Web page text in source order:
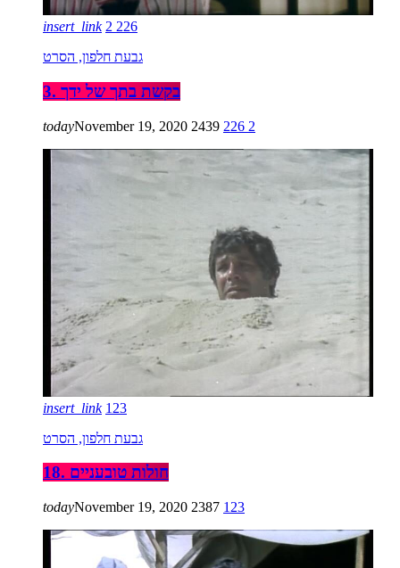
insert_link 2 226
גבעת חלפון, הסרט
3. בקשת בתך של ידך
todayNovember 19, 2020 2439 226 2
insert_link 123
גבעת חלפון, הסרט
18. חולות טובעניים
todayNovember 19, 2020 2387 123